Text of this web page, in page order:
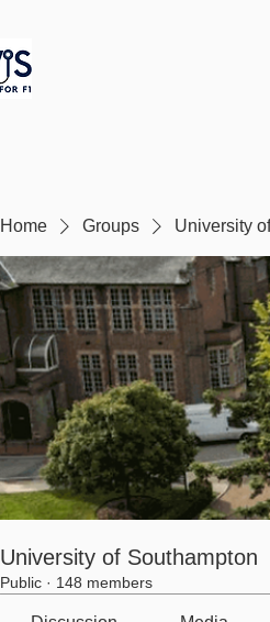
Home Groups University
University of Southampton
Public · 148 members